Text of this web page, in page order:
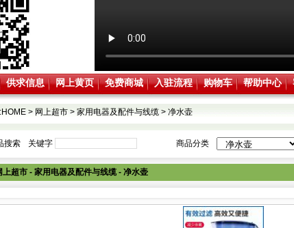
供求信息 网上黄页 免费商城 入驻流程 购物车 帮助中心
HOME> 网上超市> 家用电器及配件与线缆> 净水壶
搜索 关键字 商品分类
上超市 - 家用电器及配件与线缆 - 净水壶